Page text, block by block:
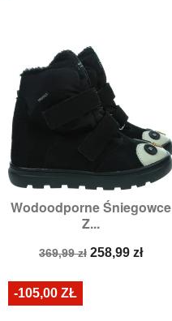
Wodoodporne Śniegowce
Z...
Cena
369,99 zł Cena
258,99 zł
-105,00 ZŁ